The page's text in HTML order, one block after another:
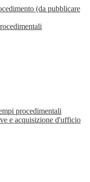
(da pubblicare
procedimentali
e acquisizione d'ufficio